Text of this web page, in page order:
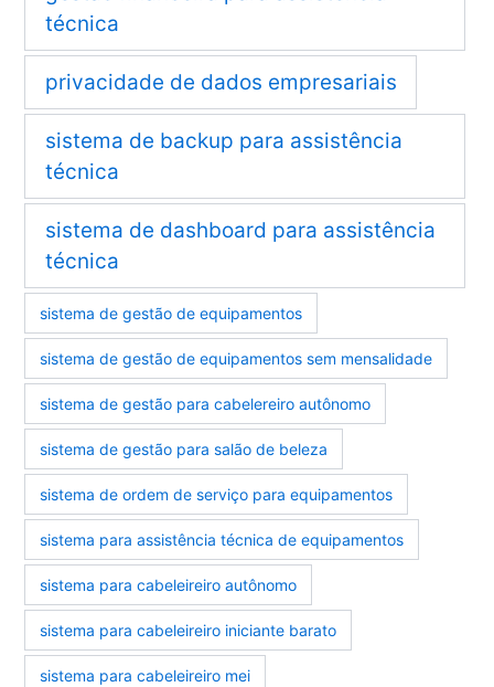
técnica
privacidade de dados empresariais
sistema de backup para assistência
técnica
sistema de dashboard para assistência
técnica
sistema de gestão de equipamentos
sistema de gestão de equipamentos sem mensalidade
sistema de gestão para cabelereiro autônomo
sistema de gestão para salão de beleza
sistema de ordem de serviço para equipamentos
sistema para assistência técnica de equipamentos
sistema para cabeleireiro autônomo
sistema para cabeleireiro iniciante barato
sistema para cabeleireiro mei